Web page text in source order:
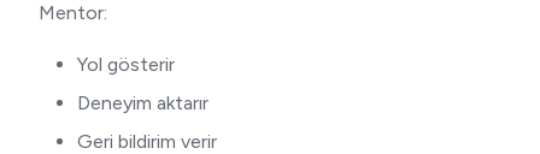
Mentor:
Yol gösterir
Deneyim aktarır
Geri bildirim verir